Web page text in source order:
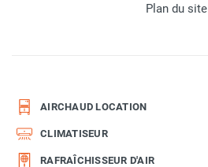
Plan du site
AIRCHAUD LOCATION
CLIMATISEUR
RAFRAÎCHISSEUR D'AIR